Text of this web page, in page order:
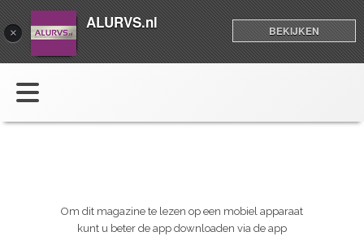
×
ALURVS.nl BEKIJKEN
Om dit magazine te lezen op een mobiel apparaat
kunt u beter de app downloaden via de app